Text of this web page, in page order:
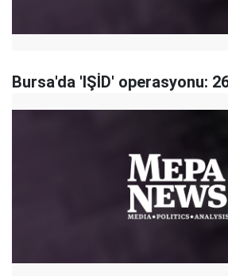
Bursa'da 'IŞİD' operasyonu: